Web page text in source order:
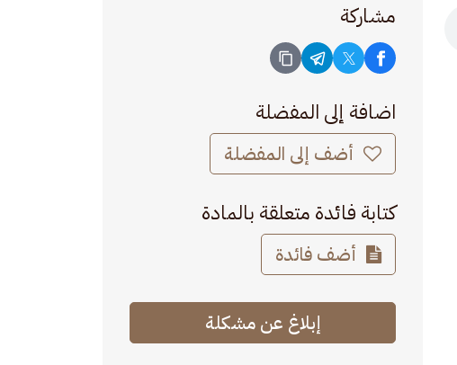
مشاركة
اضافة إلى المفضلة
أضف إلى المفضلة
كتابة فائدة متعلقة بالمادة
أضف فائدة
إبلاغ عن مشكلة